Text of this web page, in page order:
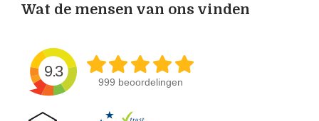
Wat de mensen van ons vinden
9.3
999 beoordelingen